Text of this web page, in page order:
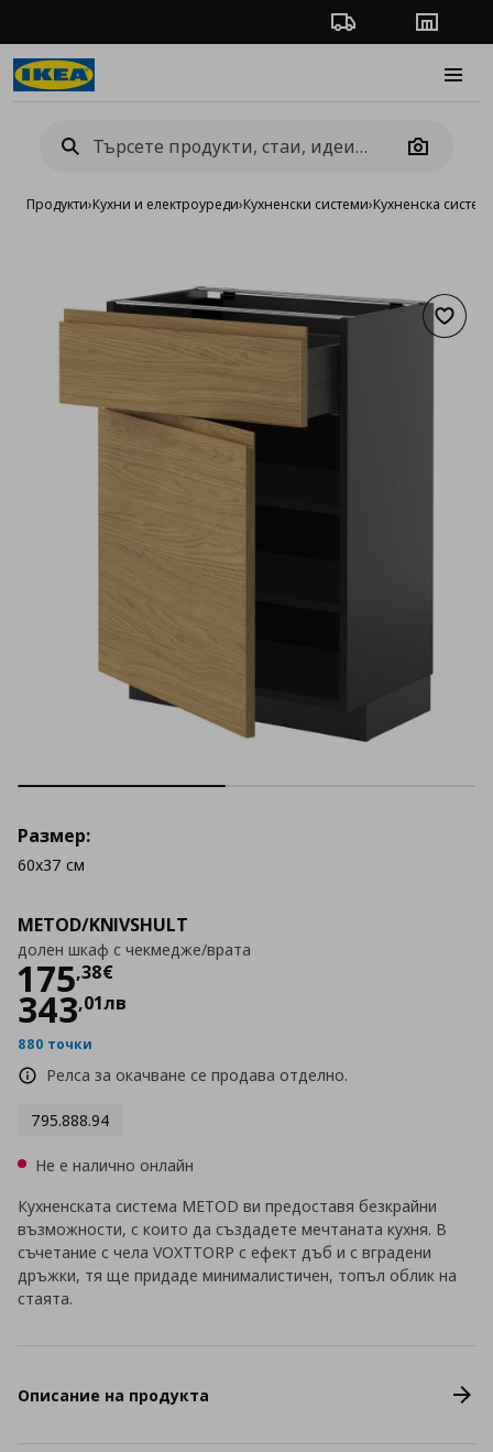
Проследяване на
Camera
Продукти›Кухни и електроуреди›Кухненски системи›Кухненска
METOD/KNIVSHULT
долен шкаф с чекмедже/врата
175,38€
Цена
343,01лв
880 точки
Релса за окачване се продава отделно.
795.888.94
Размер:
60x37 см
Не е налично онлайн
Кухненската система METOD ви предоставя безкрайни
възможности, с които да създадете мечтаната кухня. В
съчетание с чела VOXTTORP с ефект дъб и с вградени
дръжки, тя ще придаде минималистичен, топъл облик на
стаята.
Описание на продукта